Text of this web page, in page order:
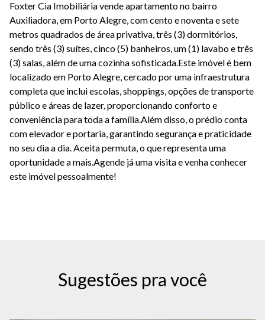
Foxter Cia Imobiliária vende apartamento no bairro
Auxiliadora, em Porto Alegre, com cento e noventa e sete
metros quadrados de área privativa, três (3) dormitórios,
sendo três (3) suítes, cinco (5) banheiros, um (1) lavabo e três
(3) salas, além de uma cozinha sofisticada.Este imóvel é bem
localizado em Porto Alegre, cercado por uma infraestrutura
completa que inclui escolas, shoppings, opções de transporte
público e áreas de lazer, proporcionando conforto e
conveniência para toda a família.Além disso, o prédio conta
com elevador e portaria, garantindo segurança e praticidade
no seu dia a dia. Aceita permuta, o que representa uma
oportunidade a mais.Agende já uma visita e venha conhecer
este imóvel pessoalmente!
Sugestões pra você